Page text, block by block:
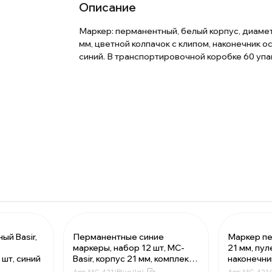
Описание
Маркер: перманентный, белый корпус,
мм, цветной колпачок с клипом, наконечник
синий. В транспортировочной коробке 60
Basir,
синий
₽
Перманентные синие
маркеры, набор 12 шт, MC-
Basir, корпус 21 мм, комплект
спиртовых несмываемых и
Маркер
21 мм,
чёрный
За 1
Мин. 180